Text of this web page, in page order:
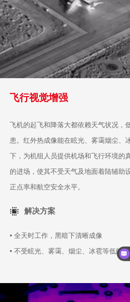
飞行视觉增强
飞机的起飞和降落大都依赖天气状况，
患。红外热成像能在眩光、雾霭烟尘、
下，为机组人员提供机场和飞行环境的
的进场，使其不受天气及地面着陆辅助
正点率和航空安全水平。
解决方案
• 全天时工作，黑暗下清晰成像
• 不受眩光、雾霭、烟尘、冰雹等低能